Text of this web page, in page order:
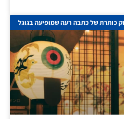
כותרת של כתבה רעה שמופיעה בגוגל